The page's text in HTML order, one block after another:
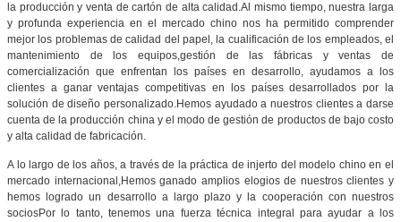
la producción y venta de cartón de alta calidad.Al mismo tiempo, nuestra larga
y profunda experiencia en el mercado chino nos ha permitido comprender
mejor los problemas de calidad del papel, la cualificación de los empleados, el
mantenimiento de los equipos,gestión de las fábricas y ventas de
comercialización que enfrentan los países en desarrollo, ayudamos a los
clientes a ganar ventajas competitivas en los países desarrollados por la
solución de diseño personalizado.Hemos ayudado a nuestros clientes a darse
cuenta de la producción china y el modo de gestión de productos de bajo costo
y alta calidad de fabricación.
A lo largo de los años, a través de la práctica de injerto del modelo chino en el
mercado internacional,Hemos ganado amplios elogios de nuestros clientes y
hemos logrado un desarrollo a largo plazo y la cooperación con nuestros
sociosPor lo tanto, tenemos una fuerza técnica integral para ayudar a los